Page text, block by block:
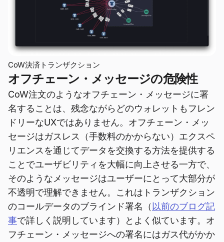
CoW決済トランザクション
オフチェーン・メッセージの危険性
CoW注文のようなオフチェーン・メッセージに署
名することは、残念ながらどのウォレットもフレン
ドリーなUXではありません。オフチェーン・メッ
セージはガスレス（手数料のかからない）エクスペ
リエンスを通じてデータを交換する方法を提供する
ことでユーザビリティを大幅に向上させる一方で、
そのようなメッセージはユーザーにとって大部分が
不透明で理解できません。これはトランザクション
のコールデータのブラインド署名（ 以前のブログ記
事で詳しく説明しています）とよく似ています。オ
フチェーン・メッセージへの署名にはガス代がかか